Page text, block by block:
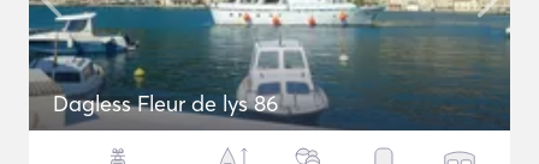
Dagless Fleur de lys 86